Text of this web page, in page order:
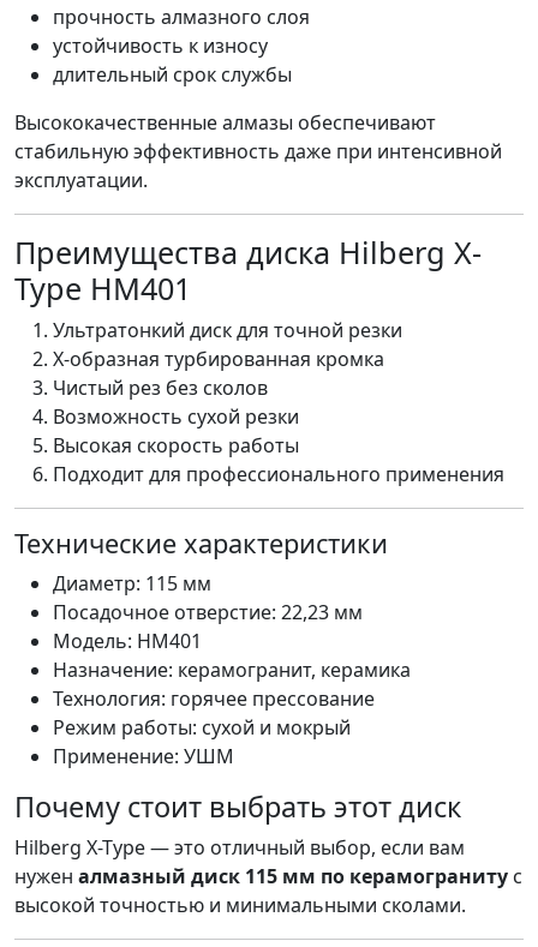
прочность алмазного слоя
устойчивость к износу
длительный срок службы
Высококачественные алмазы обеспечивают
стабильную эффективность даже при интенсивной
эксплуатации.
Преимущества диска Hilberg X-
Type HM401
Ультратонкий диск для точной резки
Х-образная турбированная кромка
Чистый рез без сколов
Возможность сухой резки
Высокая скорость работы
Подходит для профессионального применения
Технические характеристики
Диаметр: 115 мм
Посадочное отверстие: 22,23 мм
Модель: HM401
Назначение: керамогранит, керамика
Технология: горячее прессование
Режим работы: сухой и мокрый
Применение: УШМ
Почему стоит выбрать этот диск
Hilberg X-Type — это отличный выбор, если вам
нужен алмазный диск 115 мм по керамограниту с
высокой точностью и минимальными сколами.